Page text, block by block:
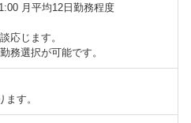
月平均12日勤務程度
応じます。
務選択が可能です。
す。